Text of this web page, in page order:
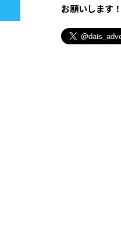
お願いします！